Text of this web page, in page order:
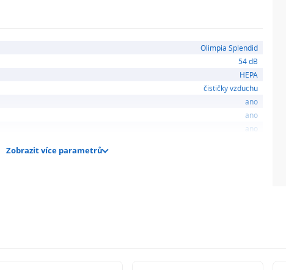
Olimpia Splendid
54 dB
HEPA
čističky vzduchu
ano
ano
ano
Zobrazit více parametrů